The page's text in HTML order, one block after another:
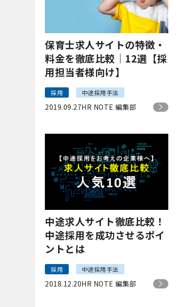
保育士求人サイトの特徴・
料金を徹底比較｜12選【採
用担当者様向け】
採用 中途採用手法
2019.09.27HR NOTE 編集部
中途求人サイト徹底比較！
中途採用を成功させるポイ
ントとは
採用 中途採用手法
2018.12.20HR NOTE 編集部